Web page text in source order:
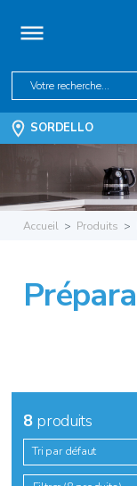
SORDELLO
Accueil Produits
8produits
Tri par défaut